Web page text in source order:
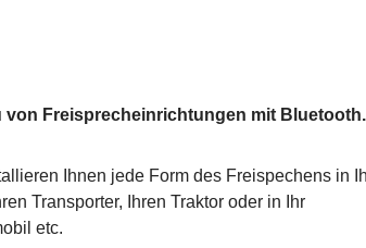
von Freisprecheinrichtungen mit
Ihnen jede Form des Freispechens in
Transporter, Ihren Traktor oder in Ihr
etc.